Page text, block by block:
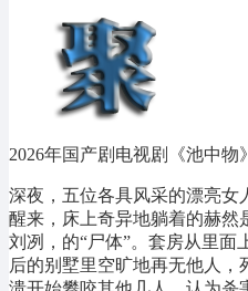
2026年国产剧电视剧《池中物
深夜，五位各具风采的漂亮女
醒来，床上奇异地躺着的赫然
刘冽，的“尸体”。套房从里面
后的别墅里空旷地再无他人